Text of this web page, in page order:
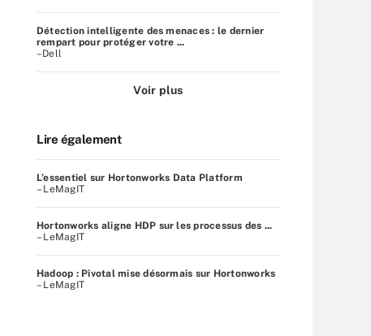
Détection intelligente des menaces : le dernier
rempart pour protéger votre ...
–Dell
Voir plus
Lire également
L’essentiel sur Hortonworks Data Platform
– LeMagIT
Hortonworks aligne HDP sur les processus des ...
– LeMagIT
Hadoop : Pivotal mise désormais sur Hortonworks
– LeMagIT